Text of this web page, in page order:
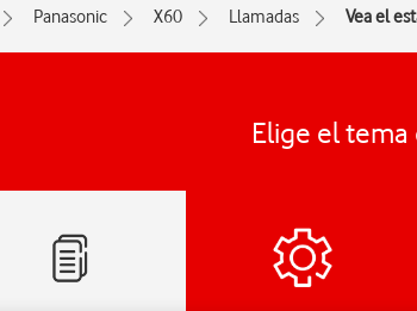
Panasonic X60 Llamadas Vea el
Elige el